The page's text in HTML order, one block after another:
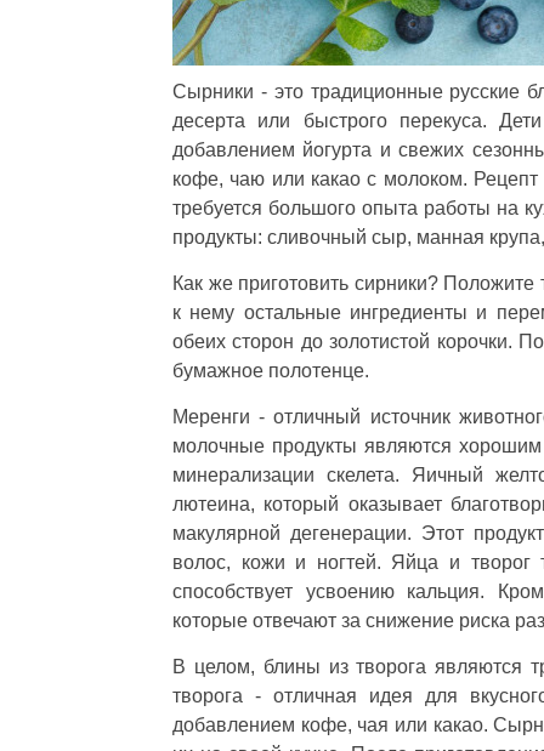
Сырники - это традиционные русские
десерта или быстрого перекуса.
добавлением йогурта и свежих
кофе, чаю или какао с молоком. Рецепт
требуется большого опыта работы на
продукты: сливочный сыр, манная
Как же приготовить сирники?
к нему остальные ингредиенты и
обеих сторон до золотистой
бумажное полотенце.
Меренги - отличный источник
молочные продукты являются хорошим
минерализации скелета. Яичный
лютеина, который оказывает
макулярной дегенерации. Этот
волос, кожи и ногтей. Яйца и творог
способствует усвоению кальция.
которые отвечают за снижение риска
В целом, блины из творога являются
творога - отличная идея для
добавлением кофе, чая или какао.